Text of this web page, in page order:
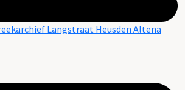
Langstraat Heusden Altena